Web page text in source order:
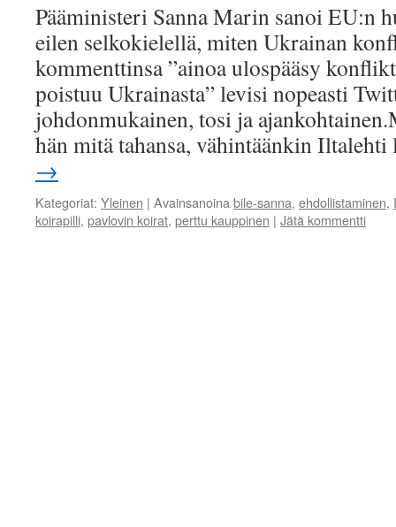
Pääministeri Sanna Marin sanoi EU:n
eilen selkokielellä, miten Ukrainan
kommenttinsa ”ainoa ulospääsy
poistuu Ukrainasta” levisi nopeasti
johdonmukainen, tosi ja
hän mitä tahansa, vähintäänkin
→
Kategoriat: Yleinen | Avainsanoina bile-sanna, ehdollistaminen,
koirapilli, pavlovin koirat, perttu kauppinen | Jätä kommentti